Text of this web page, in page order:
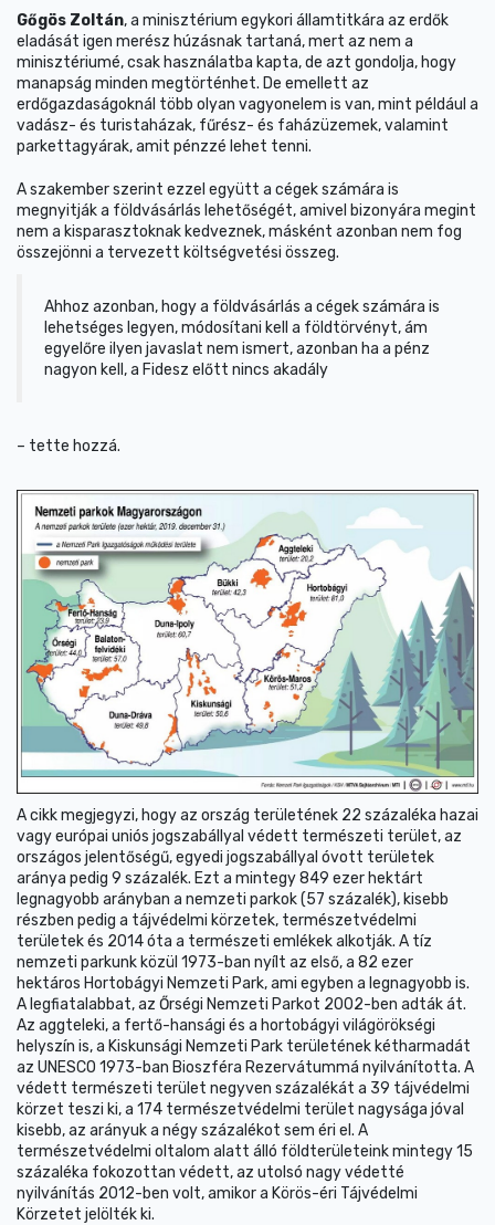
Gőgös Zoltán, a minisztérium egykori államtitkára az erdők
eladását igen merész húzásnak tartaná, mert az nem a
minisztériumé, csak használatba kapta, de azt gondolja, hogy
manapság minden megtörténhet. De emellett az
erdőgazdaságoknál több olyan vagyonelem is van, mint például a
vadász- és turistaházak, fűrész- és faházüzemek, valamint
parkettagyárak, amit pénzzé lehet tenni.
A szakember szerint ezzel együtt a cégek számára is
megnyitják a földvásárlás lehetőségét, amivel bizonyára megint
nem a kisparasztoknak kedveznek, másként azonban nem fog
összejönni a tervezett költségvetési összeg.
Ahhoz azonban, hogy a földvásárlás a cégek számára is
lehetséges legyen, módosítani kell a földtörvényt, ám
egyelőre ilyen javaslat nem ismert, azonban ha a pénz
nagyon kell, a Fidesz előtt nincs akadály
– tette hozzá.
A cikk megjegyzi, hogy az ország területének 22 százaléka hazai
vagy európai uniós jogszabállyal védett természeti terület, az
országos jelentőségű, egyedi jogszabállyal óvott területek
aránya pedig 9 százalék. Ezt a mintegy 849 ezer hektárt
legnagyobb arányban a nemzeti parkok (57 százalék), kisebb
részben pedig a tájvédelmi körzetek, természetvédelmi
területek és 2014 óta a természeti emlékek alkotják. A tíz
nemzeti parkunk közül 1973-ban nyílt az első, a 82 ezer
hektáros Hortobágyi Nemzeti Park, ami egyben a legnagyobb is.
A legfiatalabbat, az Őrségi Nemzeti Parkot 2002-ben adták át.
Az aggteleki, a fertő-hansági és a hortobágyi világörökségi
helyszín is, a Kiskunsági Nemzeti Park területének kétharmadát
az UNESCO 1973-ban Bioszféra Rezervátummá nyilvánította. A
védett természeti terület negyven százalékát a 39 tájvédelmi
körzet teszi ki, a 174 természetvédelmi terület nagysága jóval
kisebb, az arányuk a négy százalékot sem éri el. A
természetvédelmi oltalom alatt álló földterületeink mintegy 15
százaléka fokozottan védett, az utolsó nagy védetté
nyilvánítás 2012-ben volt, amikor a Körös-éri Tájvédelmi
Körzetet jelölték ki.